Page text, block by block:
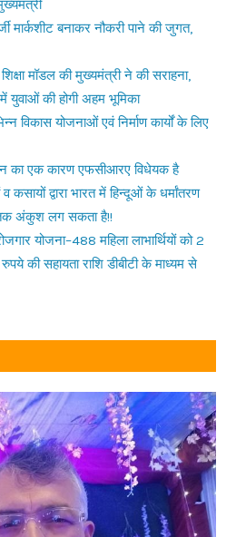
मार्कशीट बनाकर नौकरी पाने की जुगत,
मॉडल की मुख्यमंत्री ने की सराहना,
युवाओं की होगी अहम भूमिका
विकास योजनाओं एवं निर्माण कार्यों के लिए
का एक कारण एफसीआरए विधेयक है
कसायों द्वारा भारत में हिन्दूओं के धर्मांतरण
अंकुश लग सकता है!!
योजना–488 महिला लाभार्थियों को 2
की सहायता राशि डीबीटी के माध्यम से